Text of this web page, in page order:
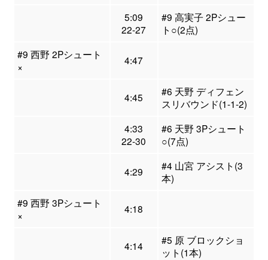
5:09
22-27
#9 高実子 2Pシュー
ト○(2点)
#9 西野 2Pシュート
×
4:47
4:45
#6 天野 ディフェン
スリバウンド(1-1-2)
4:33
22-30
#6 天野 3Pシュート
○(7点)
4:29
#4 山宮 アシスト(3
本)
#9 西野 3Pシュート
×
4:18
4:14
#5 原 ブロックショ
ット(1本)